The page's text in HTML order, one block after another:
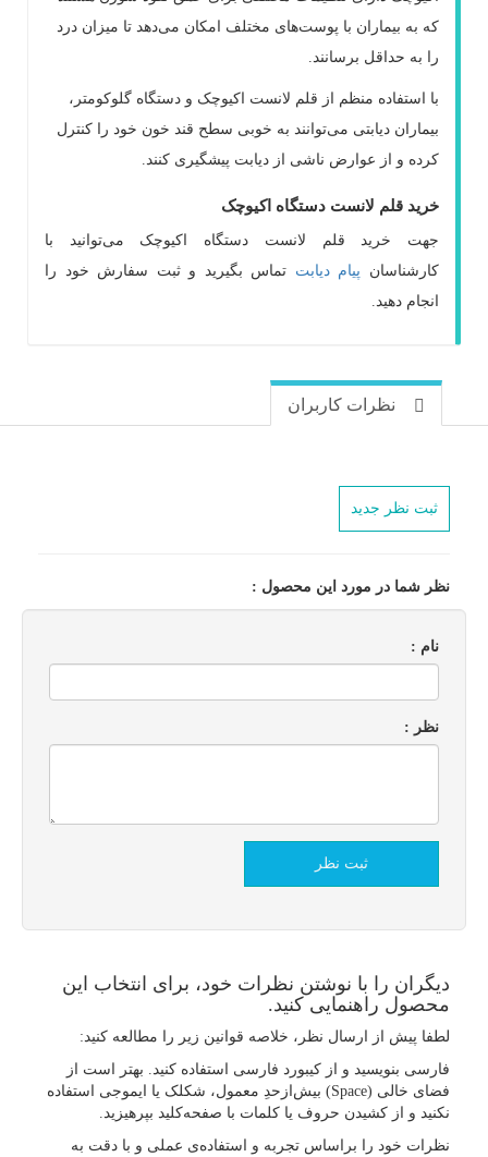
که به بیماران با پوست‌های مختلف امکان می‌دهد تا میزان درد
را به حداقل برسانند.
با استفاده منظم از قلم لانست اکیوچک و دستگاه گلوکومتر،
بیماران دیابتی می‌توانند به خوبی سطح قند خون خود را کنترل
کرده و از عوارض ناشی از دیابت پیشگیری کنند.
خرید قلم لانست دستگاه اکیوچک
جهت خرید قلم لانست دستگاه اکیوچک می‌توانید با
کارشناسان پیام دیابت تماس بگیرید و ثبت سفارش خود را
انجام دهید.
نظرات کاربران
ثبت نظر جدید
نظر شما در مورد این محصول :
نام :
نظر :
دیگران را با نوشتن نظرات خود، برای انتخاب این
محصول راهنمایی کنید.
لطفا پیش از ارسال نظر، خلاصه قوانین زیر را مطالعه کنید:
فارسی بنویسید و از کیبورد فارسی استفاده کنید. بهتر است از
فضای خالی (Space) بیش‌از‌حدِ معمول، شکلک یا ایموجی استفاده
نکنید و از کشیدن حروف یا کلمات با صفحه‌کلید بپرهیزید.
نظرات خود را براساس تجربه و استفاده‌ی عملی و با دقت به